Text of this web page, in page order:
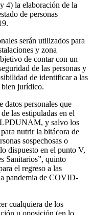
4) la elaboración de la
de personas
serán utilizados para
y zona
de contar con un
de las personas y
de identificar a las
bien jurídico.
personales que
las estipuladas en el
y salvo los
nutrir la bitácora de
sospechosas o
dispuesto en el punto V,
Sanitarios”, quinto
el regreso a las
pandemia de COVID-
cualquiera de los